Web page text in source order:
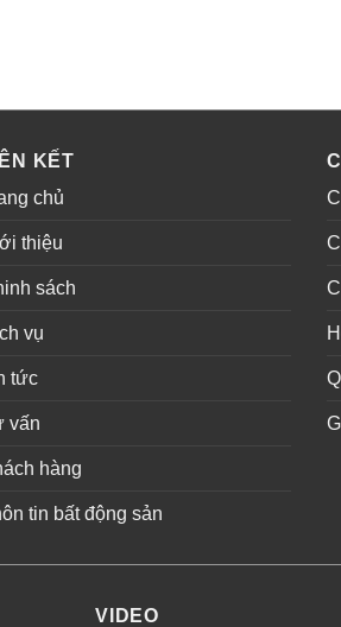
KẾT
chủ
thiệu
sách
vụ
tức
vấn
hàng
tin bất động sản
VIDEO